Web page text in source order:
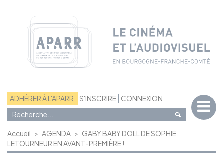
ADHÉRER À L'APARR S'INSCRIRE CONNEXION
Accueil > AGENDA > GABY BABY DOLL DE SOPHIE
LETOURNEUR EN AVANT-PREMIÈRE !